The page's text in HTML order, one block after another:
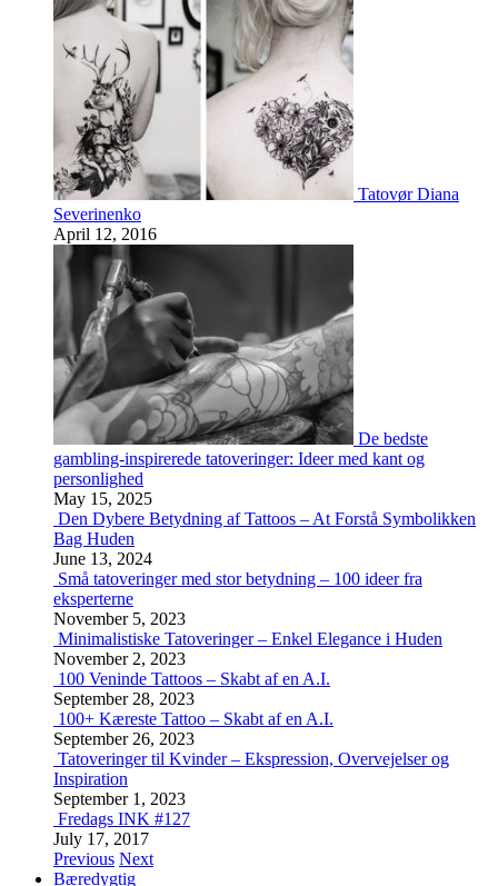
Tatovør Diana
Severinenko
April 12, 2016
De bedste
gambling-inspirerede tatoveringer: Ideer med kant og
personlighed
May 15, 2025
Den Dybere Betydning af Tattoos – At Forstå Symbolikken
Bag Huden
June 13, 2024
Små tatoveringer med stor betydning – 100 ideer fra
eksperterne
November 5, 2023
Minimalistiske Tatoveringer – Enkel Elegance i Huden
November 2, 2023
100 Veninde Tattoos – Skabt af en A.I.
September 28, 2023
100+ Kæreste Tattoo – Skabt af en A.I.
September 26, 2023
Tatoveringer til Kvinder – Ekspression, Overvejelser og
Inspiration
September 1, 2023
Fredags INK #127
July 17, 2017
Previous Next
Bæredygtig